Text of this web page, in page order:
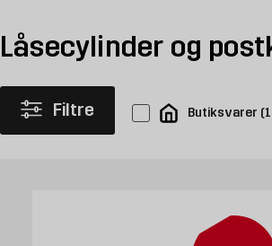
Låsecylinder og
Filtre Butiksvarer (